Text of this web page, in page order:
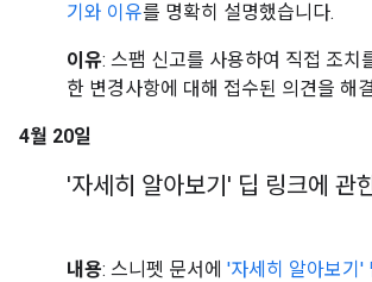
기와 이유를 명확히 설명했습니다.
이유: 스팸 신고를 사용하여 직접 조치
한 변경사항에 대해 접수된 의견을 해
4월 20일
'자세히 알아보기' 딥 링크에 관
내용: 스니펫 문서에 '자세히 알아보기'